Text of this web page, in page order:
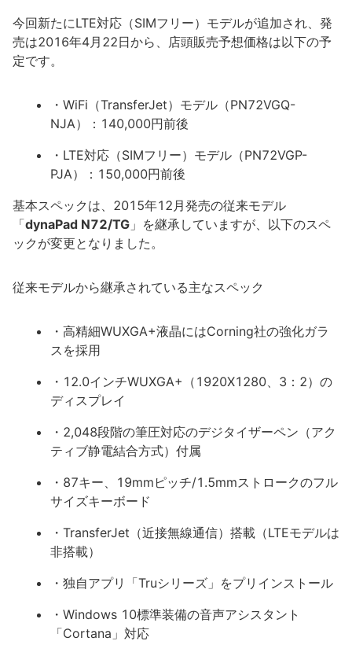
今回新たにLTE対応（SIMフリー）モデルが追加され、発
売は2016年4月22日から、店頭販売予想価格は以下の予
定です。
・WiFi（TransferJet）モデル（PN72VGQ-
NJA）：140,000円前後
・LTE対応（SIMフリー）モデル（PN72VGP-
PJA）：150,000円前後
基本スペックは、2015年12月発売の従来モデル
「dynaPad N72/TG 」を継承していますが、以下のスペ
ックが変更となりました。
従来モデルから継承されている主なスペック
・高精細WUXGA+液晶にはCorning社の強化ガラ
スを採用
・12.0インチWUXGA+（1920X1280、3：2）の
ディスプレイ
・2,048段階の筆圧対応のデジタイザーペン（アク
ティブ静電結合方式）付属
・87キー、19mmピッチ/1.5mmストロークのフル
サイズキーボード
・TransferJet（近接無線通信）搭載（LTEモデルは
非搭載）
・独自アプリ「Truシリーズ」をプリインストール
・Windows 10標準装備の音声アシスタント
「Cortana」対応